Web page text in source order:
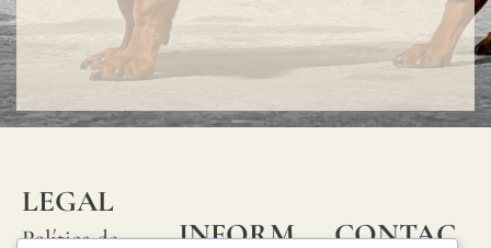
LEGAL
Política de
INFORM
CONTAC